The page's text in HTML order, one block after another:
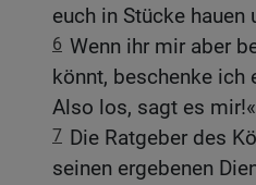
euch in Stücke hauen
6 Wenn ihr mir aber
könnt, beschenke ich
Also los, sagt es mir!«
7 Die Ratgeber des
seinen ergebenen